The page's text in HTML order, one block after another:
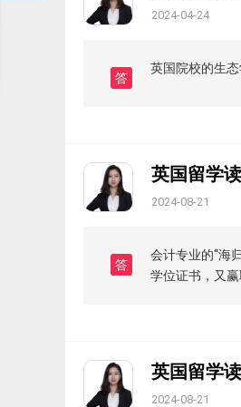
2024-04-24
答
英国院校的生
英国留学
2024-08-21
答
会计专业的“海
学位证书，又赢
英国留学
2024-08-21